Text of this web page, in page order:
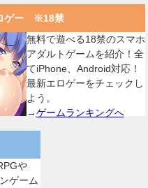
ゲー ※18禁
無料で遊べる18禁のスマホ
アダルトゲームを紹介！全
てiPhone、Android対応！
最新エロゲーをチェックし
よう。
→ゲームランキングへ
や
ゲーム